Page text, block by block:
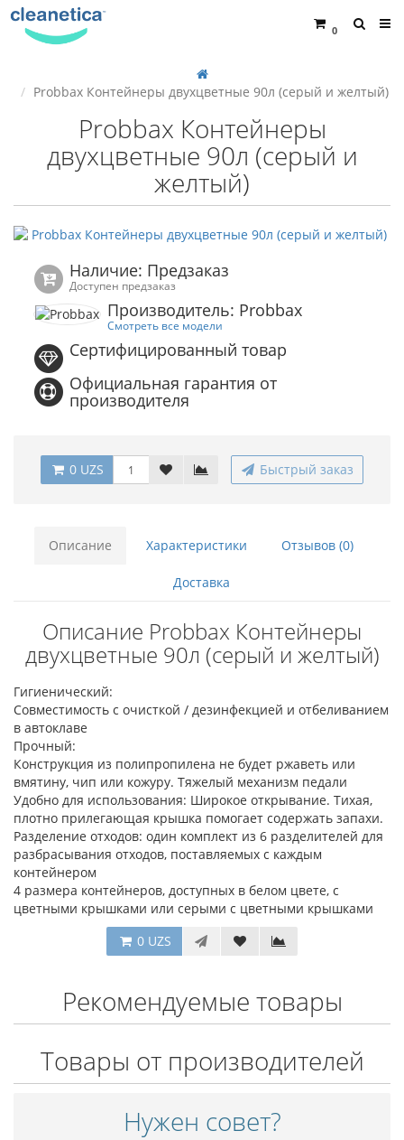
0
Probbax Контейнеры двухцветные 90л (серый и желтый)
Probbax Контейнеры
двухцветные 90л (серый и
желтый)
Наличие: Предзаказ
Доступен предзаказ
Производитель: Probbax
Смотреть все модели
Сертифицированный товар
Официальная гарантия от
производителя
0 UZS Быстрый заказ
Описание Характеристики Отзывов (0)
Доставка
Описание Probbax Контейнеры
двухцветные 90л (серый и желтый)
Гигиенический:
Совместимость с очисткой / дезинфекцией и отбеливанием
в автоклаве
Прочный:
Конструкция из полипропилена не будет ржаветь или
вмятину, чип или кожуру. Тяжелый механизм педали
Удобно для использования: Широкое открывание. Тихая,
плотно прилегающая крышка помогает содержать запахи.
Разделение отходов: один комплект из 6 разделителей для
разбрасывания отходов, поставляемых с каждым
контейнером
4 размера контейнеров, доступных в белом цвете, с
цветными крышками или серыми с цветными крышками
0 UZS
Рекомендуемые товары
Товары от производителей
Нужен совет?